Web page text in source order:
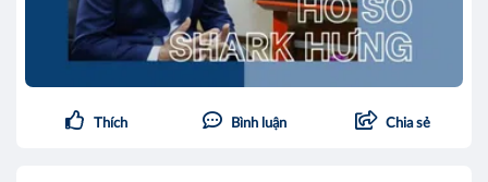
Thích Bình luận Chia sẻ